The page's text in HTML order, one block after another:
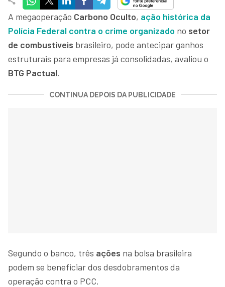
A megaoperação Carbono Oculto, ação histórica da
Polícia Federal contra o crime organizado no setor
de combustíveis brasileiro, pode antecipar ganhos
estruturais para empresas já consolidadas, avaliou o
BTG Pactual.
CONTINUA DEPOIS DA PUBLICIDADE
Segundo o banco, três ações na bolsa brasileira
podem se beneficiar dos desdobramentos da
operação contra o PCC.